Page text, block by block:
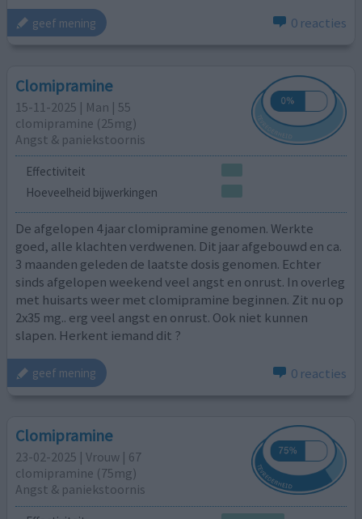
geef mening 0 reacties
Clomipramine
15-11-2025 | Man | 55
clomipramine (25mg)
Angst & paniekstoornis
Effectiviteit
Hoeveelheid bijwerkingen
De afgelopen 4 jaar clomipramine genomen. Werkte
goed, alle klachten verdwenen. Dit jaar afgebouwd en ca.
3 maanden geleden de laatste dosis genomen. Echter
sinds afgelopen weekend veel angst en onrust. In overleg
met huisarts weer met clomipramine beginnen. Zit nu op
2x35 mg.. erg veel angst en onrust. Ook niet kunnen
slapen. Herkent iemand dit ?
geef mening 0 reacties
Clomipramine
23-02-2025 | Vrouw | 67
clomipramine (75mg)
Angst & paniekstoornis